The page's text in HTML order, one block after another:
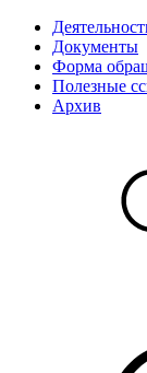
Документы
Форма
Полезные
Архив